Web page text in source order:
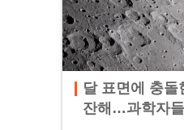
달 표면에 충돌
잔해…과학자